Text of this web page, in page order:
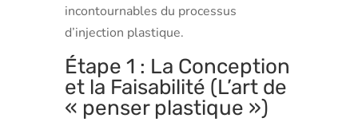
incontournables du processus
d’injection plastique.
Étape 1 : La Conception
et la Faisabilité (L’art de
« penser plastique »)